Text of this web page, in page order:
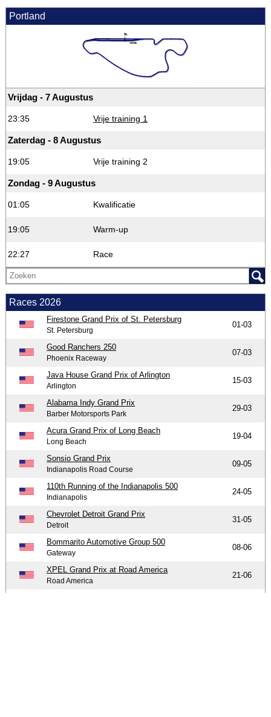
Portland
Vrijdag - 7 Augustus
23:35 Vrije training 1
Zaterdag - 8 Augustus
19:05 Vrije training 2
Zondag - 9 Augustus
01:05 Kwalificatie
19:05 Warm-up
22:27 Race
Races 2026
Firestone Grand Prix of St. Petersburg
St. Petersburg
01-03
Good Ranchers 250
Phoenix Raceway
07-03
Java House Grand Prix of Arlington
Arlington
15-03
Alabama Indy Grand Prix
Barber Motorsports Park
29-03
Acura Grand Prix of Long Beach
Long Beach
19-04
Sonsio Grand Prix
Indianapolis Road Course
09-05
110th Running of the Indianapolis 500
Indianapolis
24-05
Chevrolet Detroit Grand Prix
Detroit
31-05
Bommarito Automotive Group 500
Gateway
08-06
XPEL Grand Prix at Road America
Road America
21-06